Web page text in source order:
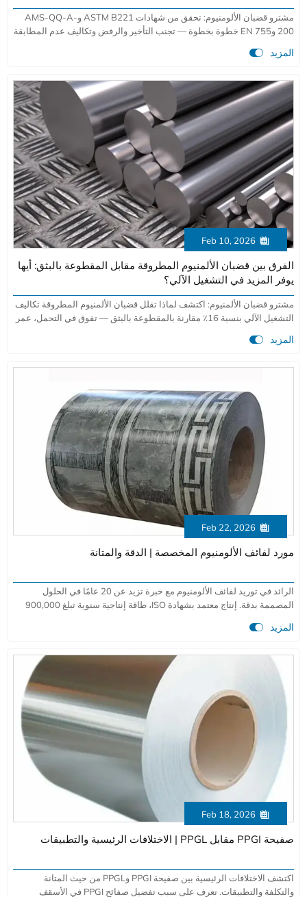
مشترو قضبان الألومنيوم: تحقق من شهادات ASTM B221 وAMS-QQ-A-
200 وEN 755 خطوة بخطوة — تجنب التأخير والرفض وتكاليف عدم المطابقة
المزيد 

Feb 10, 2026
الفرق بين قضبان الألمنيوم المطروقة مقابل المقطوعة بالبثق: أيها
يوفر المزيد في التشغيل الآلي؟
مشترو قضبان الألمنيوم: اكتشف لماذا تقلل قضبان الألمنيوم المطروقة تكاليف
التشغيل الآلي بنسبة 16٪ مقارنة بالمقطوعة بالبثق — تفوق في التحمل، عمر
المزيد 

Feb 22, 2026
مورد لفائف الألومنيوم المخصصة | الدقة والمتانة
الرائد في توريد لفائف الألومنيوم مع خبرة تزيد عن 20 عامًا في الحلول
المصممة بدقة. إنتاج معتمد بشهادة ISO، طاقة إنتاجية سنوية تبلغ 900,000
عالمي.
المزيد 

Feb 18, 2026
صفيحة PPGI مقابل PPGL | الاختلافات الرئيسية والتطبيقات
اكتشف الاختلافات الرئيسية بين صفيحة PPGI وPPGL من حيث المتانة
والتكلفة والتطبيقات. تعرف على سبب تفضيل صفائح PPGI في الأسقف